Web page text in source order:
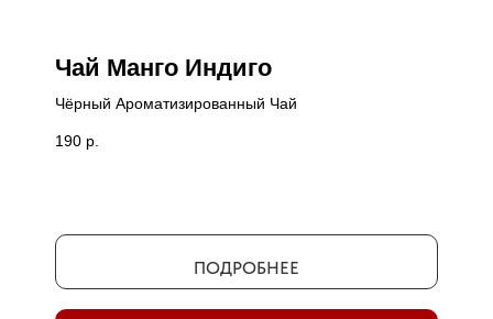
Чай Манго Индиго
Чёрный Ароматизированный Чай
190 р.
ПОДРОБНЕЕ